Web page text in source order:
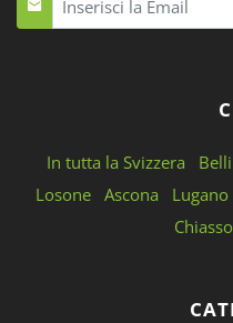
In tutta la Svizzera
Losone Ascona Lugano
Chiasso